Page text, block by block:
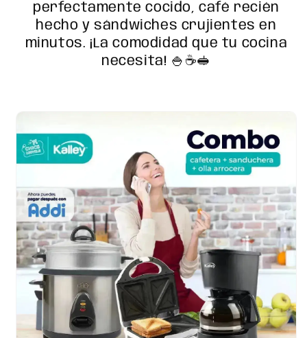
perfectamente cocido, café recién
hecho y sándwiches crujientes en
minutos. ¡La comodidad que tu cocina
necesita! 🍚☕🥪